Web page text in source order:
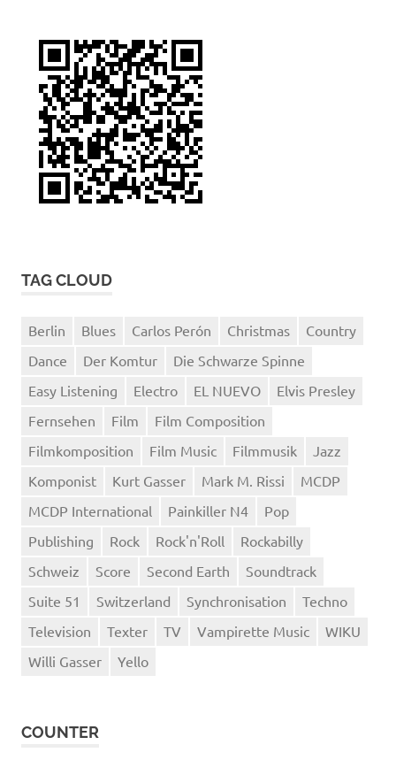
TAG CLOUD
Berlin Blues Carlos Perón Christmas
Country
Dance
Der Komtur
Die Schwarze Spinne
Easy Listening
Electro EL NUEVO
Elvis Presley
Fernsehen
Film
Film Composition
Filmkomposition
Film Music Filmmusik
Jazz
Komponist
Kurt Gasser Mark M. Rissi
MCDP
MCDP International
Painkiller N4
Pop
Publishing
Rock Rock'n'Roll
Rockabilly
Schweiz
Score Second Earth
Soundtrack
Suite 51
Switzerland Synchronisation
Techno
Television
Texter TV Vampirette Music
WIKU
Willi Gasser
Yello
COUNTER